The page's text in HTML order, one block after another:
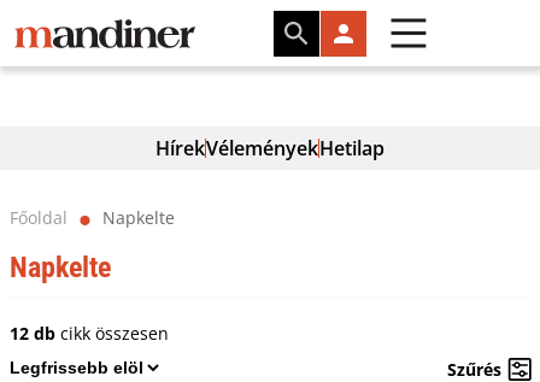
HírekVéleményekHetilap
Főoldal ⬤ Napkelte
Napkelte
12 dbcikk összesen
Szűrés